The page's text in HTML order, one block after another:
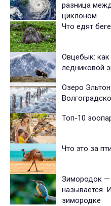
разница
циклоном
Что едят
Овцебык: как
ледниковой
Озеро
Топ-10
Что это за
Зимородок —
называется.
зимородке